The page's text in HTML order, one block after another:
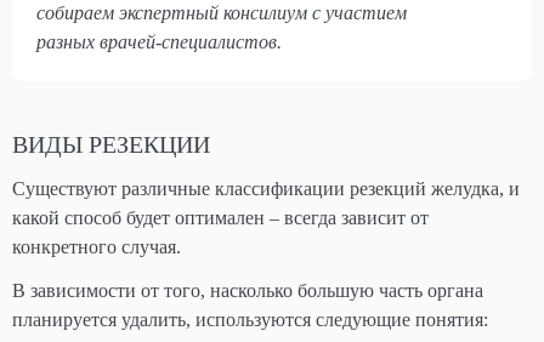
собираем экспертный консилиум с участием
разных врачей-специалистов.
ВИДЫ РЕЗЕКЦИИ
Существуют различные классификации резекций желудка, и
какой способ будет оптимален – всегда зависит от
конкретного случая.
В зависимости от того, насколько большую часть органа
планируется удалить, используются следующие понятия: